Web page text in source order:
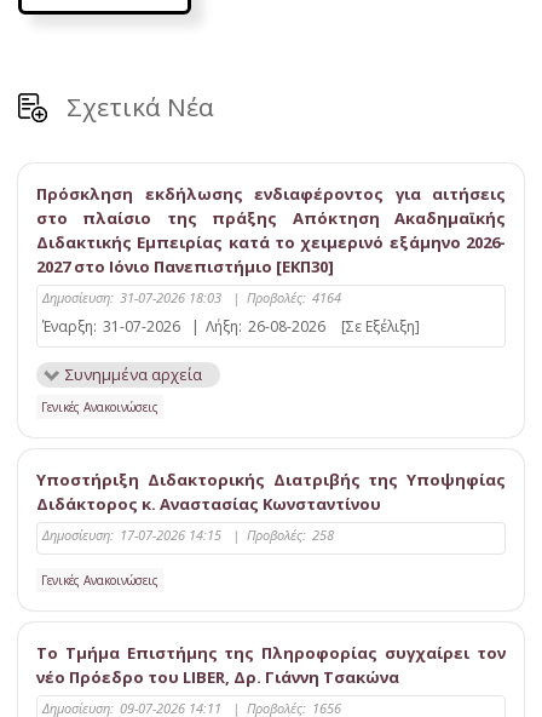
Σχετικά Νέα
Πρόσκληση εκδήλωσης ενδιαφέροντος για αιτήσεις
στο πλαίσιο της πράξης Απόκτηση Ακαδημαϊκής
Διδακτικής Εμπειρίας κατά το χειμερινό εξάμηνο 2026-
2027 στο Ιόνιο Πανεπιστήμιο [ΕΚΠ30]
Δημοσίευση: 31-07-2026 18:03 | Προβολές: 4164
Έναρξη: 31-07-2026 | Λήξη: 26-08-2026 [Σε Εξέλιξη]
Συνημμένα αρχεία
Γενικές Ανακοινώσεις
Υποστήριξη Διδακτορικής Διατριβής της Υποψηφίας
Διδάκτορος κ. Αναστασίας Κωνσταντίνου
Δημοσίευση: 17-07-2026 14:15 | Προβολές: 258
Γενικές Ανακοινώσεις
Το Τμήμα Επιστήμης της Πληροφορίας συγχαίρει τον
νέο Πρόεδρο του LIBER, Δρ. Γιάννη Τσακώνα
Δημοσίευση: 09-07-2026 14:11 | Προβολές: 1656